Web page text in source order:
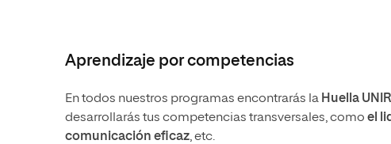
Aprendizaje por competencias
En todos nuestros programas encontrarás la Huella UNIR
desarrollarás tus competencias transversales, como el
comunicación eficaz, etc.